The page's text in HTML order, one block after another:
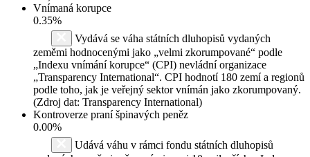
Vnímaná korupce
0.35%
Vydává se váha státních dluhopisů vydaných
zeměmi hodnocenými jako „velmi zkorumpované“ podle
„Indexu vnímání korupce“ (CPI) nevládní organizace
„Transparency International“. CPI hodnotí 180 zemí a regionů
podle toho, jak je veřejný sektor vnímán jako zkorumpovaný.
(Zdroj dat: Transparency International)
Kontroverze praní špinavých peněz
0.00%
Udává váhu v rámci fondu státních dluhopisů